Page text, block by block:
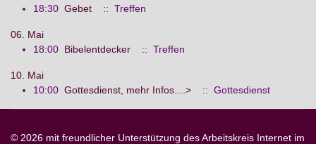
18:30 Gebet :: Treffen
06. Mai
18:00 Bibelentdecker :: Treffen
10. Mai
10:00 Gottesdienst, mehr Infos....> :: Gottesdienst
© 2026 mit freundlicher Unterstützung des Arbeitskreis Internet im